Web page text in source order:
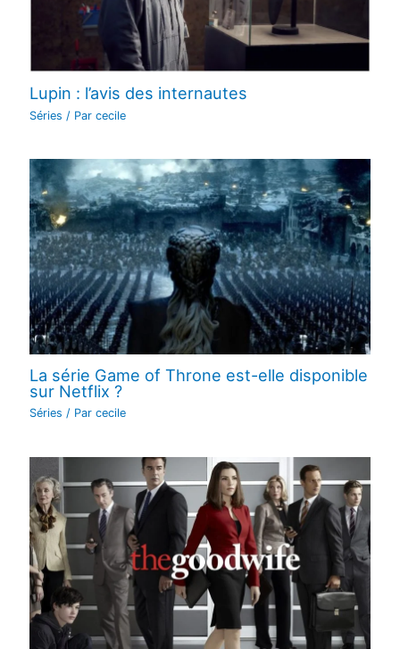
Lupin : l’avis des internautes
Séries / Par cecile
La série Game of Throne est-elle disponible
sur Netflix ?
Séries / Par cecile